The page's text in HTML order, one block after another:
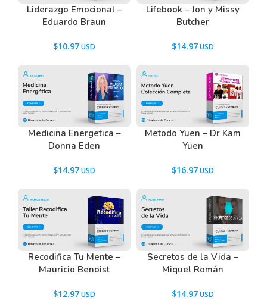
Liderazgo Emocional –
Eduardo Braun
$10.97
Lifebook – Jon y Missy
Butcher
$14.97
Medicina Energetica –
Donna Eden
$14.97
Metodo Yuen – Dr Kam
Yuen
$16.97
Recodifica Tu Mente –
Mauricio Benoist
$12.97
Secretos de la Vida –
Miquel Román
$14.97